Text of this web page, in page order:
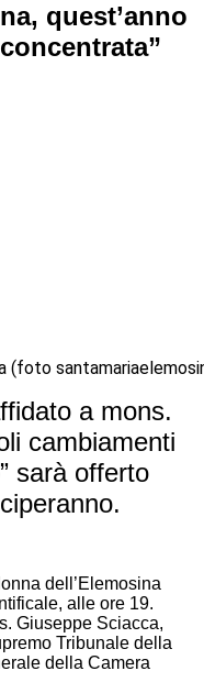
quest’anno
(foto
a mons.
cambiamenti
sarà offerto
dell’Elemosina
alle ore 19.
Giuseppe Sciacca,
Tribunale della
della Camera